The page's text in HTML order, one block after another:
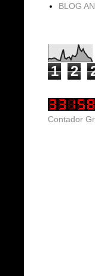
BLOG
1 2
Contador